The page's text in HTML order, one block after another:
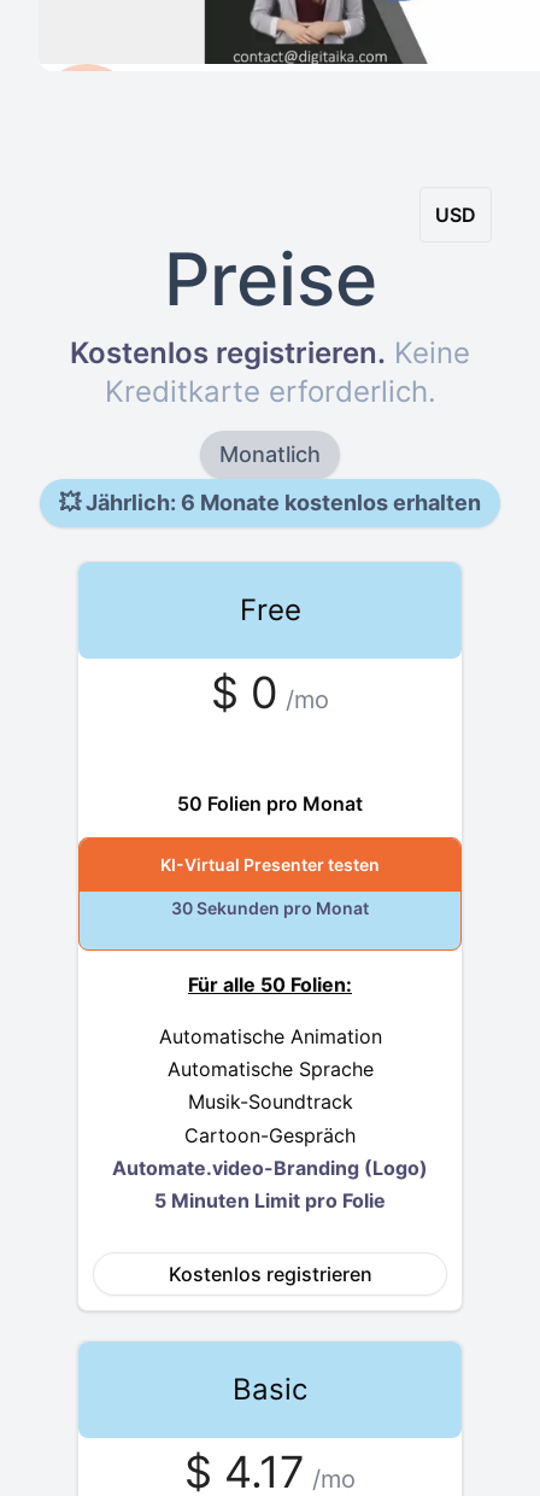
USD
Preise
Kostenlos registrieren. Keine
Kreditkarte erforderlich.
Monatlich
💥Jährlich: 6 Monate kostenlos erhalten
Free
$ 0 /mo
50 Folien pro Monat
KI-Virtual Presenter testen
30 Sekunden pro Monat
Für alle 50 Folien:
Automatische Animation
Automatische Sprache
Musik-Soundtrack
Cartoon-Gespräch
Automate.video-Branding (Logo)
5 Minuten Limit pro Folie
Kostenlos registrieren
Basic
$ 4.17 /mo